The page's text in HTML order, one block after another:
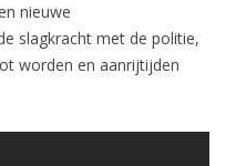
nieuwe
slagkracht met de politie,
worden en aanrijtijden